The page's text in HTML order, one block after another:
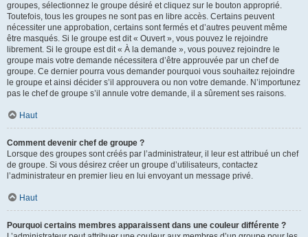
groupes, sélectionnez le groupe désiré et cliquez sur le bouton approprié.
Toutefois, tous les groupes ne sont pas en libre accès. Certains peuvent
nécessiter une approbation, certains sont fermés et d’autres peuvent même
être masqués. Si le groupe est dit « Ouvert », vous pouvez le rejoindre
librement. Si le groupe est dit « À la demande », vous pouvez rejoindre le
groupe mais votre demande nécessitera d’être approuvée par un chef de
groupe. Ce dernier pourra vous demander pourquoi vous souhaitez rejoindre
le groupe et ainsi décider s’il approuvera ou non votre demande. N’importunez
pas le chef de groupe s’il annule votre demande, il a sûrement ses raisons.
Haut
Comment devenir chef de groupe ?
Lorsque des groupes sont créés par l’administrateur, il leur est attribué un chef
de groupe. Si vous désirez créer un groupe d’utilisateurs, contactez
l’administrateur en premier lieu en lui envoyant un message privé.
Haut
Pourquoi certains membres apparaissent dans une couleur différente ?